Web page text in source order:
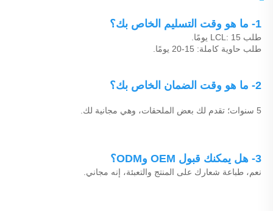
1- ما هو وقت التسليم الخاص بك؟
طلب LCL: 15 يومًا.
طلب حاوية كاملة: 15-20 يومًا.
2- ما هو وقت الضمان الخاص بك؟
5 سنوات؛ تقدم لك بعض الملحقات، وهي مجانية لك.
3- هل يمكنك قبول OEM وODM؟
نعم، طباعة شعارك على المنتج والتعبئة، إنه مجاني.